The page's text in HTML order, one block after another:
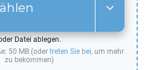
Datei ablegen.
50 MB (oder treten Sie bei, um mehr
zu bekommen)